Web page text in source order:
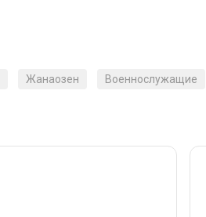
Жанаозен Военнослужащие